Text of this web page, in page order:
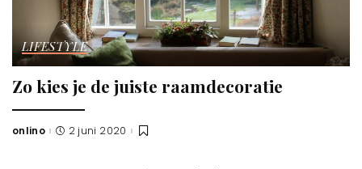
LIFESTYLE
Zo kies je de juiste raamdecoratie
Posted
onlino 2 juni 2020